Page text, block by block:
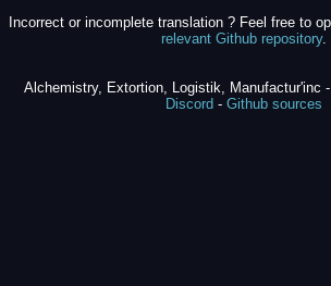
Incorrect or incomplete translation ? Feel free to
relevant Github repository.
Alchemistry, Extortion, Logistik, Manufactur'inc
Discord - Github sources